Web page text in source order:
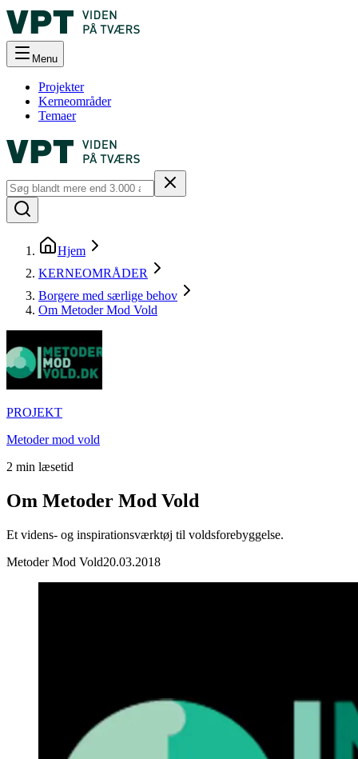
Menu
Projekter
Kerneområder
Temaer
Hjem
KERNEOMRÅDER
Borgere med særlige behov
Om Metoder Mod Vold
PROJEKT
Metoder mod vold
2 min læsetid
Om Metoder Mod Vold
Et videns- og inspirationsværktøj til voldsforebyggelse.
Metoder Mod Vold20.03.2018